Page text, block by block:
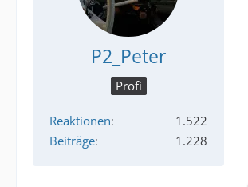
P2_Peter
Profi
Reaktionen
1.522
Beiträge
1.228